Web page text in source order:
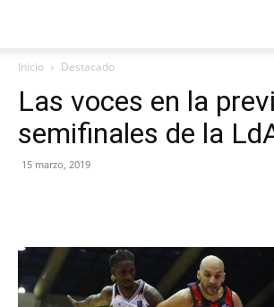
Inicio Destacado
Las voces en la
semifinales de la
15 marzo, 2019